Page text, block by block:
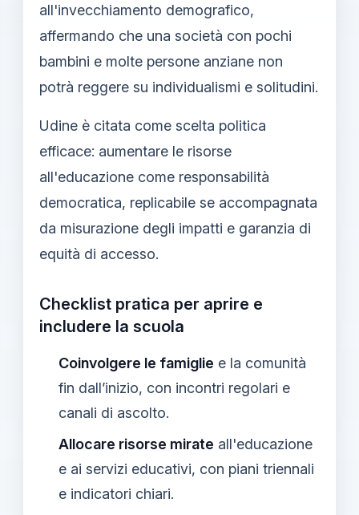
all'invecchiamento demografico,
affermando che una società con pochi
bambini e molte persone anziane non
potrà reggere su individualismi e solitudini.
Udine è citata come scelta politica
efficace: aumentare le risorse
all'educazione come responsabilità
democratica, replicabile se accompagnata
da misurazione degli impatti e garanzia di
equità di accesso.
Checklist pratica per aprire e
includere la scuola
Coinvolgere le famiglie e la comunità
fin dall’inizio, con incontri regolari e
canali di ascolto.
Allocare risorse mirate all'educazione
e ai servizi educativi, con piani triennali
e indicatori chiari.